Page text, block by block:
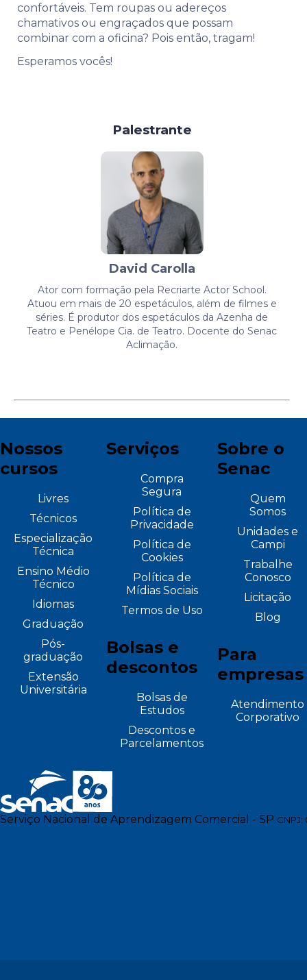
confortáveis. Tem roupas ou adereços
chamativos ou engraçados que possam
combinar com a oficina? Pois então, tragam!
Esperamos vocês!
Palestrante
David Carolla
Ator com formação pela Recriarte Actor School.
Atuou em mais de 20 espetáculos, além de filmes e
séries. É produtor dos espetáculos da Azenha de
Teatro e Penélope Cia. de Teatro. Docente do Senac
Aclimação.
Nossos
cursos
Livres
Técnicos
Especialização
Técnica
Ensino Médio
Técnico
Idiomas
Graduação
Pós-
graduação
Extensão
Universitária
Serviços
Compra
Segura
Política de
Privacidade
Política de
Cookies
Política de
Mídias Sociais
Termos de Uso
Bolsas e
descontos
Bolsas de
Estudos
Descontos e
Parcelamentos
Sobre o
Senac
Quem
Somos
Unidades e
Campi
Trabalhe
Conosco
Licitação
Blog
Para
empresas
Atendimento
Corporativo
Serviço Nacional de Aprendizagem Comercial - SP